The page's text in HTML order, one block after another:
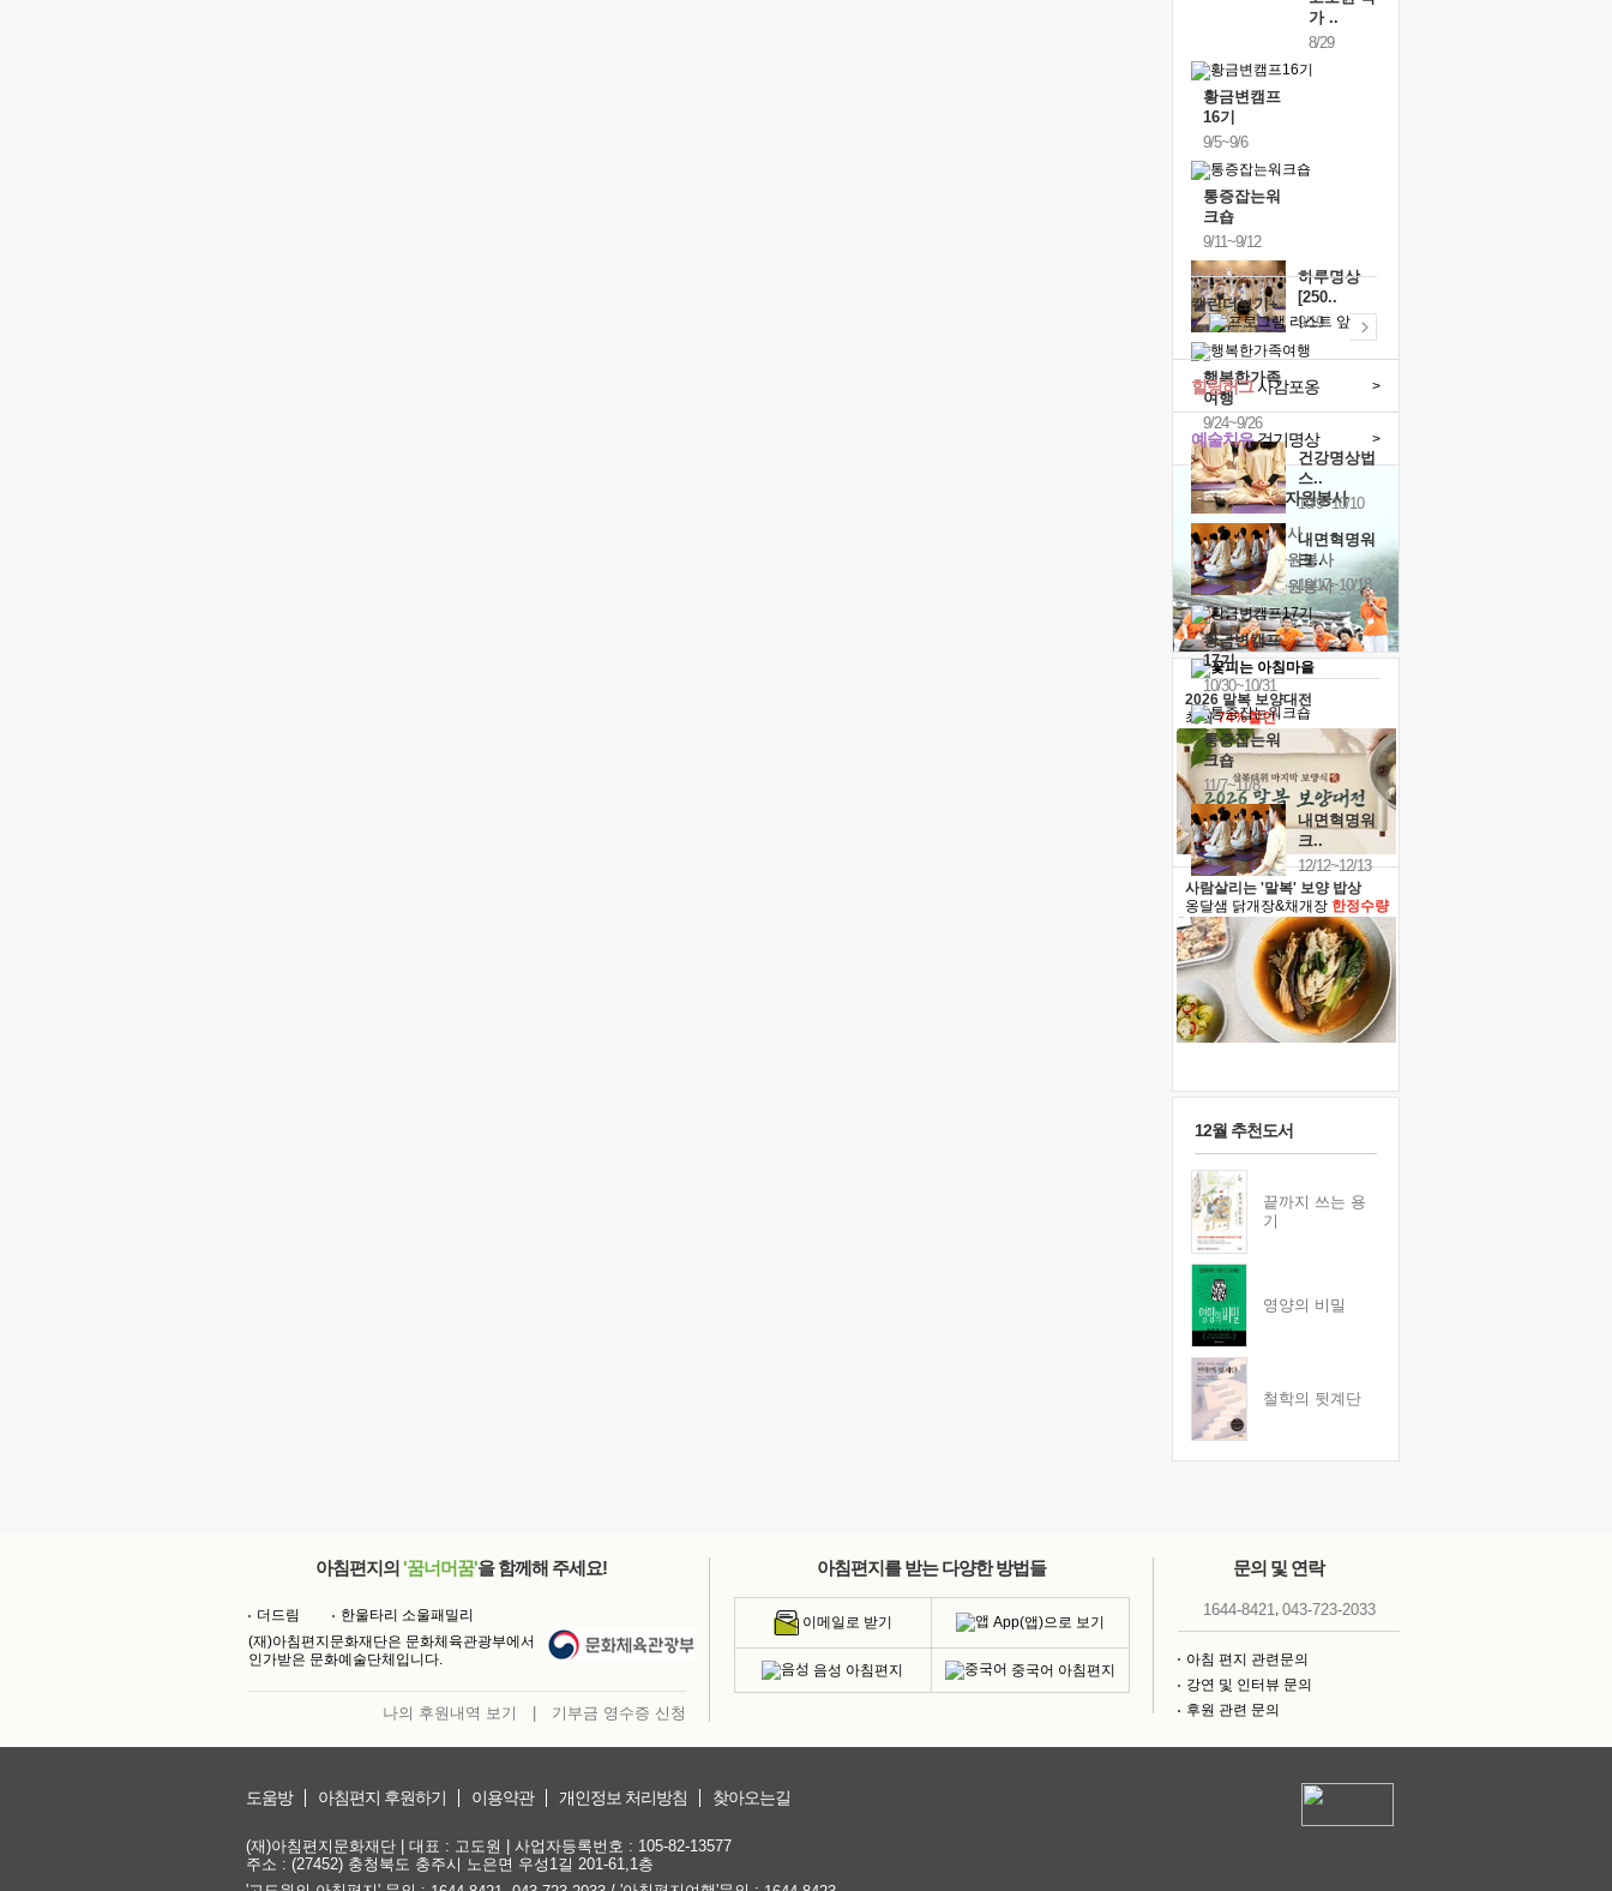
가 ..
8/29
황금변캠프
16기
9/5~9/6
통증잡는워
크숍
9/11~9/12
하루명상
[250..
9/19
행복한가족
여행
9/24~9/26
건강명상법
스..
10/9~10/10
내면혁명워
크..
10/17~10/18
황금변캠프
17기
10/30~10/31
통증잡는워
크숍
11/7~11/8
내면혁명워
크..
12/12~12/13
캘린더보기+
예술치유걷기명상 >
힐링허그사감포옹 >
'옹달샘의 꽃'자원봉사
· 청년 자원봉사
· 금빛청년 자원봉사
· 음식연구 자원봉사
2026 말복 보양대전
최대74%할인
사람살리는 '말복' 보양 밥상
옹달샘 닭개장&채개장 한정수량
12월 추천도서
끝까지 쓰는 용
기
영양의 비밀
철학의 뒷계단
아침편지의 '꿈너머꿈'을 함께해 주세요!
더드림
한울타리 소울패밀리
(재)아침편지문화재단은 문화체육관광부에서
인가받은 문화예술단체입니다.
나의 후원내역 보기 기부금 영수증 신청
아침편지를 받는 다양한 방법들
이메일로 받기 App(앱)으로 보기
음성 아침편지 중국어 아침편지
문의 및 연락
1644-8421, 043-723-2033
아침 편지 관련문의
강연 및 인터뷰 문의
후원 관련 문의
도움방 아침편지 후원하기 이용약관 개인정보 처리방침 찾아오는길
(재)아침편지문화재단 | 대표 : 고도원 | 사업자등록번호 : 105-82-13577
주소 : (27452) 충청북도 충주시 노은면 우성1길 201-61,1층